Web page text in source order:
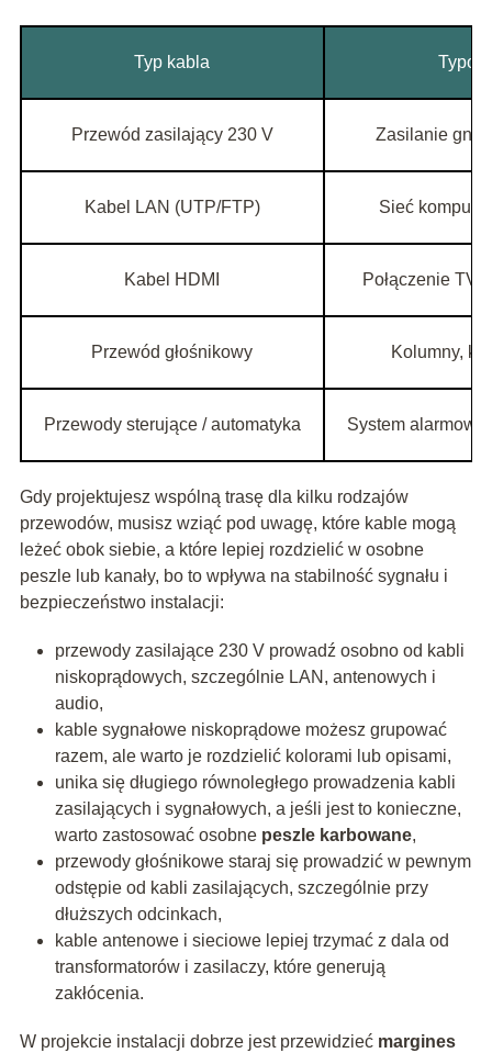
Typ kabla
Przewód zasilający 230 V Zasilanie
Kabel LAN (UTP/FTP) Sieć
Kabel HDMI Połączenie TV
Przewód głośnikowy Kolumny,
Przewody sterujące / automatyka System
Gdy projektujesz wspólną trasę dla kilku rodzajów
przewodów, musisz wziąć pod uwagę, które kable mogą
leżeć obok siebie, a które lepiej rozdzielić w osobne
peszle lub kanały, bo to wpływa na stabilność sygnału i
bezpieczeństwo instalacji:
przewody zasilające 230 V prowadź osobno od kabli
niskoprądowych, szczególnie LAN, antenowych i
audio,
kable sygnałowe niskoprądowe możesz grupować
razem, ale warto je rozdzielić kolorami lub opisami,
unika się długiego równoległego prowadzenia kabli
zasilających i sygnałowych, a jeśli jest to konieczne,
warto zastosować osobne peszle karbowane,
przewody głośnikowe staraj się prowadzić w pewnym
odstępie od kabli zasilających, szczególnie przy
dłuższych odcinkach,
kable antenowe i sieciowe lepiej trzymać z dala od
transformatorów i zasilaczy, które generują
zakłócenia.
W projekcie instalacji dobrze jest przewidzieć margines